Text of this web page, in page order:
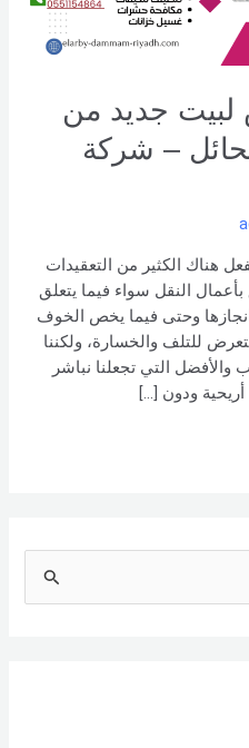
جديد من
– شركة
هناك الكثير من التعقيدات
النقل سواء فيما يتعلق
وحتى فيما يخص الخوف
للتلف والخسارة، ولكننا
التي تجعلنا نباشر
ودون […]